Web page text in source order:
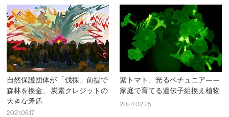
自然保護団体が 「伐採」前提で
森林を換金、 炭素クレジットの
大きな矛盾
2021.06.17
紫トマト、光るペチュニア——
家庭で育てる遺伝子組換え植物
2024.02.25